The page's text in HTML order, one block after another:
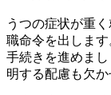
うつの症状が重
職命令を出しま
手続きを進めま
明する配慮も欠か